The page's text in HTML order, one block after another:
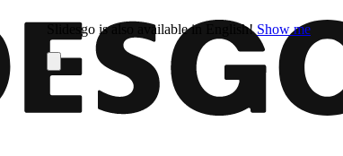
Slidesgo is also available in English! Show me